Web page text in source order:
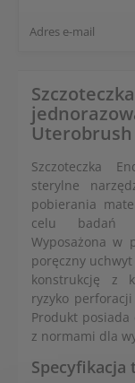
Adres e-mail
Uterobrush
Szczoteczka
sterylne
pobierania
celu badań
Wyposażona w
poręczny
konstrukcję z
ryzyko
Produkt posiada
z normami dla
Specyfikacja